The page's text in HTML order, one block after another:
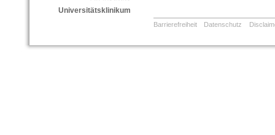
Universitätsklinikum
Barrierefreiheit Datenschutz